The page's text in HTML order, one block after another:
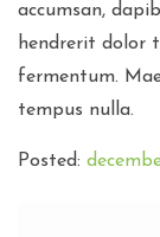
accumsan,
hendrerit dolor
fermentum.
tempus nulla.
Posted: